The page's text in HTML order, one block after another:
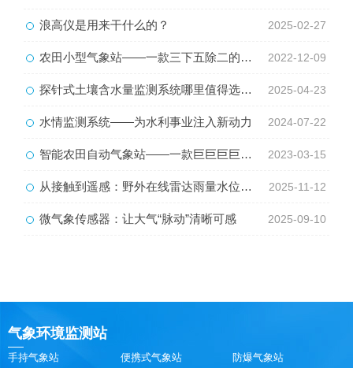
浪高仪是用来干什么的？ 2025-02-27
农田小型气象站——一款三下五除二的五要素微型气象站#2022已更新 2022-12-09
探针式土壤含水量监测系统哪里值得选择？ 2025-04-23
水情监测系统——为水利事业注入新动力 2024-07-22
智能农田自动气象站——一款巨巨巨巨巨好用的智能生态气象监测系统2023动态已更新 2023-03-15
从接触到遥感：野外在线雷达雨量水位监测站 2025-11-12
微气象传感器：让大气“脉动”清晰可感 2025-09-10
气象环境监测站
手持气象站 便携式气象站
防爆气象站